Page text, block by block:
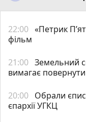
22:00 «Петрик
фільм
21:00 Земельний
вимагає
20:00 Обрали
єпархії УГКЦ